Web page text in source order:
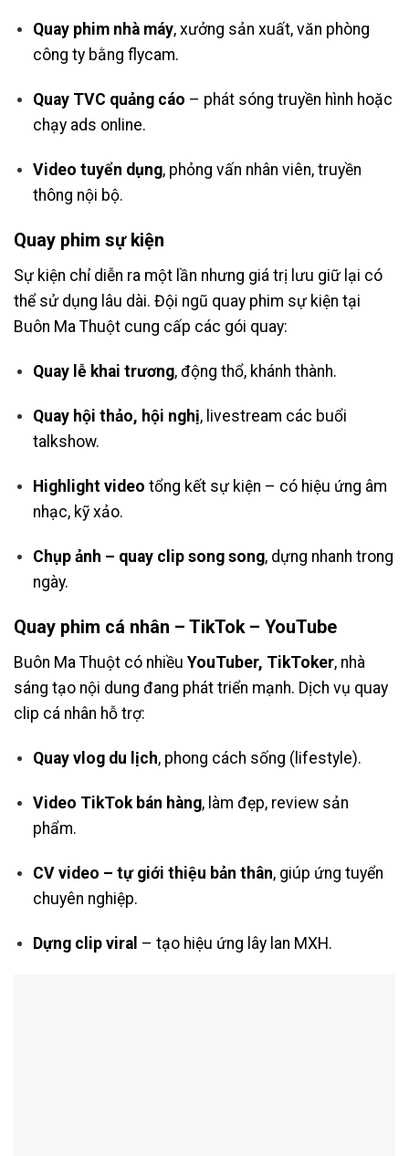
Quay phim nhà máy, xưởng sản xuất, văn phòng
công ty bằng flycam.
Quay TVC quảng cáo – phát sóng truyền hình hoặc
chạy ads online.
Video tuyển dụng, phỏng vấn nhân viên, truyền
thông nội bộ.
Quay phim sự kiện
Sự kiện chỉ diễn ra một lần nhưng giá trị lưu giữ lại có
thể sử dụng lâu dài. Đội ngũ quay phim sự kiện tại
Buôn Ma Thuột cung cấp các gói quay:
Quay lễ khai trương, động thổ, khánh thành.
Quay hội thảo, hội nghị, livestream các buổi
talkshow.
Highlight video tổng kết sự kiện – có hiệu ứng âm
nhạc, kỹ xảo.
Chụp ảnh – quay clip song song, dựng nhanh trong
ngày.
Quay phim cá nhân – TikTok – YouTube
Buôn Ma Thuột có nhiều YouTuber, TikToker, nhà
sáng tạo nội dung đang phát triển mạnh. Dịch vụ quay
clip cá nhân hỗ trợ:
Quay vlog du lịch, phong cách sống (lifestyle).
Video TikTok bán hàng, làm đẹp, review sản
phẩm.
CV video – tự giới thiệu bản thân, giúp ứng tuyển
chuyên nghiệp.
Dựng clip viral – tạo hiệu ứng lây lan MXH.